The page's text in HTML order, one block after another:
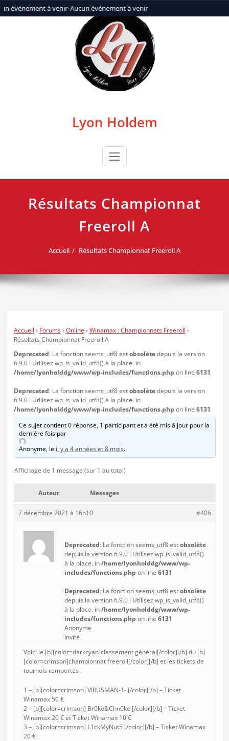
événement à venir•Aucun événement à venir
Aller
au
Lyon Holdem
Résultats Championnat
Freeroll A
Accueil Résultats Championnat Freeroll A
Accueil › Forums › Online › Winamax : Championnats Freeroll ›
Résultats Championnat Freeroll A
Deprecated: La fonction seems_utf8 estobsolètedepuis la version
6.9.0 ! Utilisez wp_is_valid_utf8() à la place. in
/home/lyonholddg/www/wp-includes/functions.php on line 6131
Deprecated: La fonction seems_utf8 estobsolètedepuis la version
6.9.0 ! Utilisez wp_is_valid_utf8() à la place. in
/home/lyonholddg/www/wp-includes/functions.php on line 6131
Ce sujet contient 0 réponse, 1 participant et a été mis à jour pour la
dernière fois par
Anonyme, le il y a 4 années et 8 mois.
Affichage de 1 message (sur 1 au total)
Auteur Messages
7 décembre 2021 à 16h10 #406
Deprecated: La fonction seems_utf8 estobsolète
depuis la version 6.9.0 ! Utilisez wp_is_valid_utf8()
à la place. in/home/lyonholddg/www/wp-
includes/functions.php on line 6131
Deprecated: La fonction seems_utf8 estobsolète
depuis la version 6.9.0 ! Utilisez wp_is_valid_utf8()
à la place. in/home/lyonholddg/www/wp-
includes/functions.php on line 6131
Anonyme
Invité
Voici le [b][color=darkcyan]classement général[/color][/b] du [b]
[color=crimson]championnat freeroll[/color][/b] et les tickets de
tournois remportés :
1 – [b][color=crimson] VIRUSMAN-1- [/color][/b] – Ticket
Winamax 50 €
2 – [b][color=crimson] Br0ke&Chn0ke [/color][/b] – Ticket
Winamax 20 € et Ticket Winamax 10 €
3 – [b][color=crimson] L1ckMyNut5 [/color][/b] – Ticket Winamax
20 €